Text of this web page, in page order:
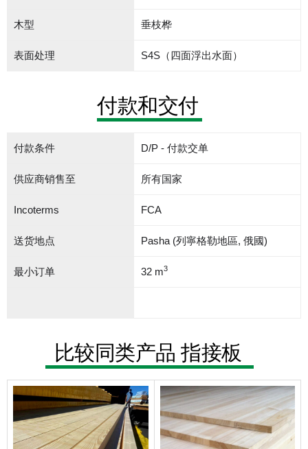
木型 垂枝桦
表面处理 S4S（四面浮出水面）
付款和交付
付款条件 D/P - 付款交单
Incoterms FCA
最小订单 32 m3
供应商销售至 所有国家
送货地点 Pasha (列寧格勒地區, 俄國)
比较同类产品 指接板